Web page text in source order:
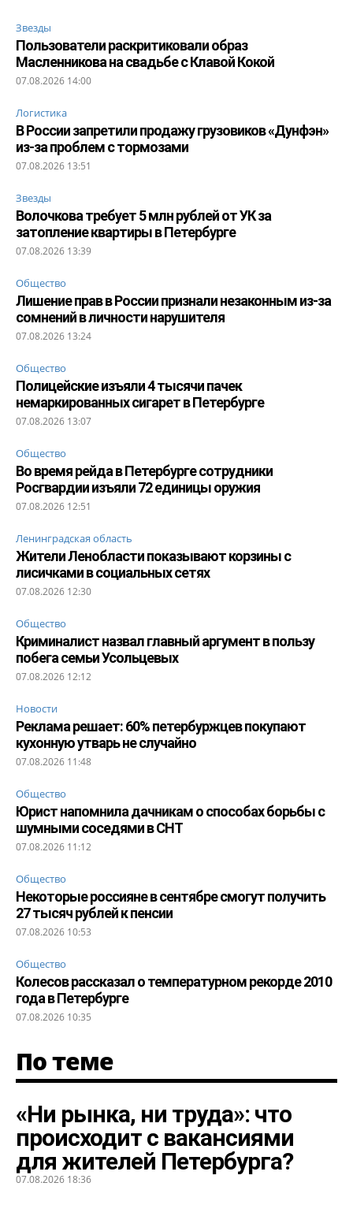
Звезды
Пользователи раскритиковали образ
Масленникова на свадьбе с Клавой Кокой
07.08.2026 14:00
Логистика
В России запретили продажу грузовиков «Дунфэн»
из-за проблем с тормозами
07.08.2026 13:51
Звезды
Волочкова требует 5 млн рублей от УК за
затопление квартиры в Петербурге
07.08.2026 13:39
Общество
Лишение прав в России признали незаконным из-за
сомнений в личности нарушителя
07.08.2026 13:24
Общество
Полицейские изъяли 4 тысячи пачек
немаркированных сигарет в Петербурге
07.08.2026 13:07
Общество
Во время рейда в Петербурге сотрудники
Росгвардии изъяли 72 единицы оружия
07.08.2026 12:51
Ленинградская область
Жители Ленобласти показывают корзины с
лисичками в социальных сетях
07.08.2026 12:30
Общество
Криминалист назвал главный аргумент в пользу
побега семьи Усольцевых
07.08.2026 12:12
Новости
Реклама решает: 60% петербуржцев покупают
кухонную утварь не случайно
07.08.2026 11:48
Общество
Юрист напомнила дачникам о способах борьбы с
шумными соседями в СНТ
07.08.2026 11:12
Общество
Некоторые россияне в сентябре смогут получить
27 тысяч рублей к пенсии
07.08.2026 10:53
Общество
Колесов рассказал о температурном рекорде 2010
года в Петербурге
07.08.2026 10:35
По теме
«Ни рынка, ни труда»: что
происходит с вакансиями
для жителей Петербурга?
07.08.2026 18:36